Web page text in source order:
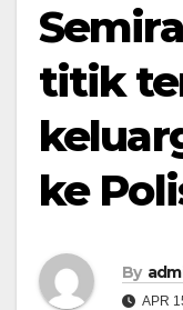
titik
ke
By
APR